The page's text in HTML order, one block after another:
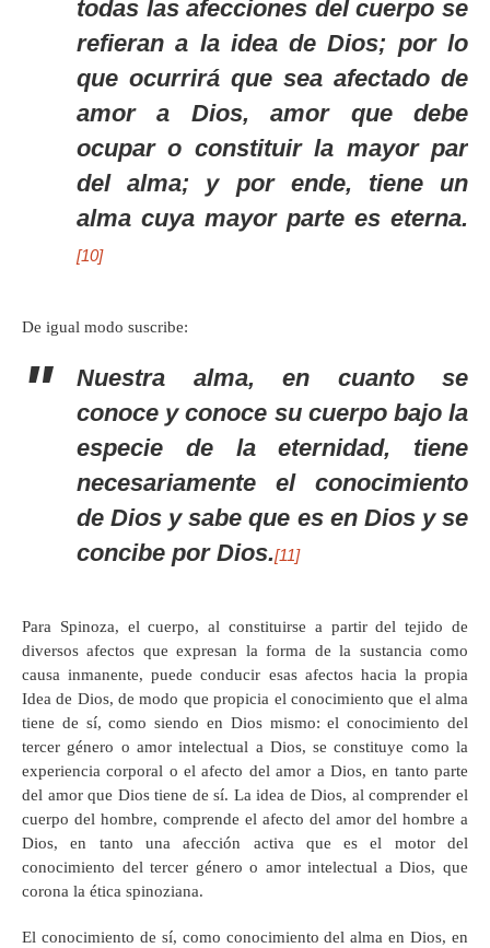
todas las afecciones del cuerpo se
refieran a la idea de Dios; por lo
que ocurrirá que sea afectado de
amor a Dios, amor que debe
ocupar o constituir la mayor par
del alma; y por ende, tiene un
alma cuya mayor parte es eterna.
[10]
De igual modo suscribe:
Nuestra alma, en cuanto se
conoce y conoce su cuerpo bajo la
especie de la eternidad, tiene
necesariamente el conocimiento
de Dios y sabe que es en Dios y se
concibe por Dios.[11]
Para Spinoza, el cuerpo, al constituirse a partir del tejido de
diversos afectos que expresan la forma de la sustancia como
causa inmanente, puede conducir esas afectos hacia la propia
Idea de Dios, de modo que propicia el conocimiento que el alma
tiene de sí, como siendo en Dios mismo: el conocimiento del
tercer género o amor intelectual a Dios, se constituye como la
experiencia corporal o el afecto del amor a Dios, en tanto parte
del amor que Dios tiene de sí. La idea de Dios, al comprender el
cuerpo del hombre, comprende el afecto del amor del hombre a
Dios, en tanto una afección activa que es el motor del
conocimiento del tercer género o amor intelectual a Dios, que
corona la ética spinoziana.
El conocimiento de sí, como conocimiento del alma en Dios, en